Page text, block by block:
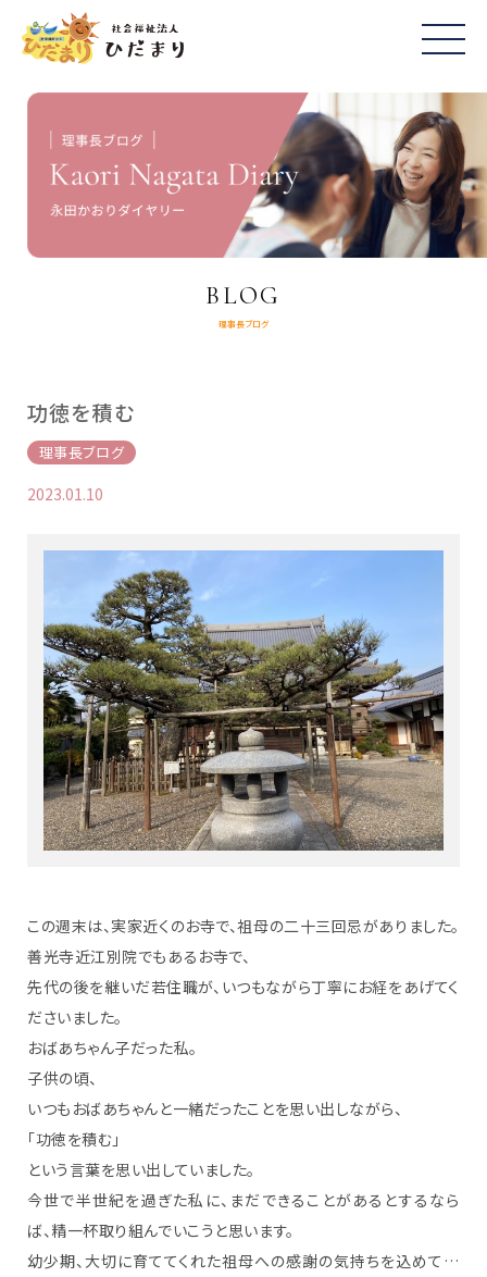
BLOG
理事長ブログ
功徳を積む
理事長ブログ
2023.01.10
この週末は、実家近くのお寺で、祖母の二十三回忌がありました。
善光寺近江別院でもあるお寺で、
先代の後を継いだ若住職が、いつもながら丁寧にお経をあげてく
ださいました。
おばあちゃん子だった私。
子供の頃、
いつもおばあちゃんと一緒だったことを思い出しながら、
「功徳を積む」
という言葉を思い出していました。
今世で半世紀を過ぎた私に、まだできることがあるとするなら
ば、精一杯取り組んでいこうと思います。
幼少期、大切に育ててくれた祖母への感謝の気持ちを込めて…